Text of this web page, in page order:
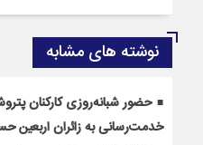
نوشته های مشابه
حضور شبانه‌روزی کارکنان
خدمت‌رسانی به زائران اربعین